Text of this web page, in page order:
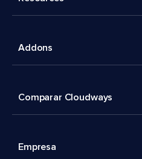
Addons
Comparar Cloudways
Empresa